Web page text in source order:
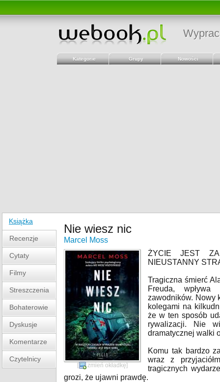
Kategorie Grupy Nowości
Książka
Recenzje
Cytaty
Filmy
Streszczenia
Bohaterowie
Dyskusje
Komentarze
Czytelnicy
Nie wiesz nic
Marcel Moss
[ zmień okładkę]
ŻYCIE JEST
NIEUSTANNY
Tragiczna śmierć
Freuda, wpływa
zawodników. Nowy
kolegami na
że w ten sposób
rywalizacji. Nie
dramatycznej walki
Komu tak bardzo
wraz z
tragicznych
grozi, że ujawni prawdę.